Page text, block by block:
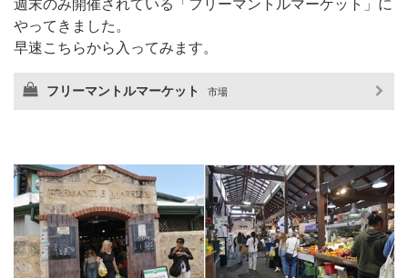
週末のみ開催されている「フリーマントルマーケット」に
やってきました。
早速こちらから入ってみます。
フリーマントルマーケット 市場